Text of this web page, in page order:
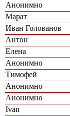
Анонимно
Марат
Иван Голованов
Антон
Елена
Анонимно
Тимофей
Анонимно
Анонимно
Ivan